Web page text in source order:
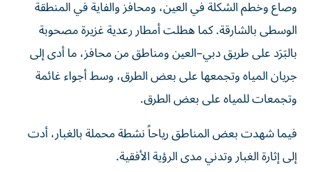
وصاع وخطم الشكلة في العين، ومحافز والفاية في المنطقة
الوسطى بالشارقة. كما هطلت أمطار رعدية غزيرة مصحوبة
بالبَرَد على طريق دبي–العين ومناطق من محافز، ما أدى إلى
جريان المياه وتجمعها على بعض الطرق، وسط أجواء غائمة
وتجمعات للمياه على بعض الطرق.
فيما شهدت بعض المناطق رياحاً نشطة محملة بالغبار، أدت
إلى إثارة الغبار وتدني مدى الرؤية الأفقية.